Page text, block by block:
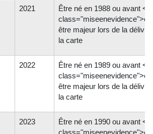
2021
Être né en 1988 ou avant
être majeur lors de la
la carte
2022
Être né en 1989 ou avant
être majeur lors de la
la carte
2023
Être né en 1990 ou avant